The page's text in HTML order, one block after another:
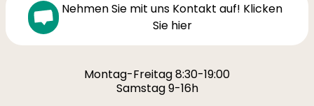
Nehmen Sie mit uns Kontakt auf! Klicken
Sie hier
Montag-Freitag 8:30-19:00
Samstag 9-16h